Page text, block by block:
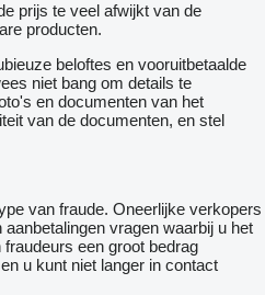
prijs te veel afwijkt van de
producten.
beloftes en vooruitbetaalde
niet bang om details te
en documenten van het
van de documenten, en stel
van fraude. Oneerlijke verkopers
vragen waarbij u het
een groot bedrag
u kunt niet langer in contact